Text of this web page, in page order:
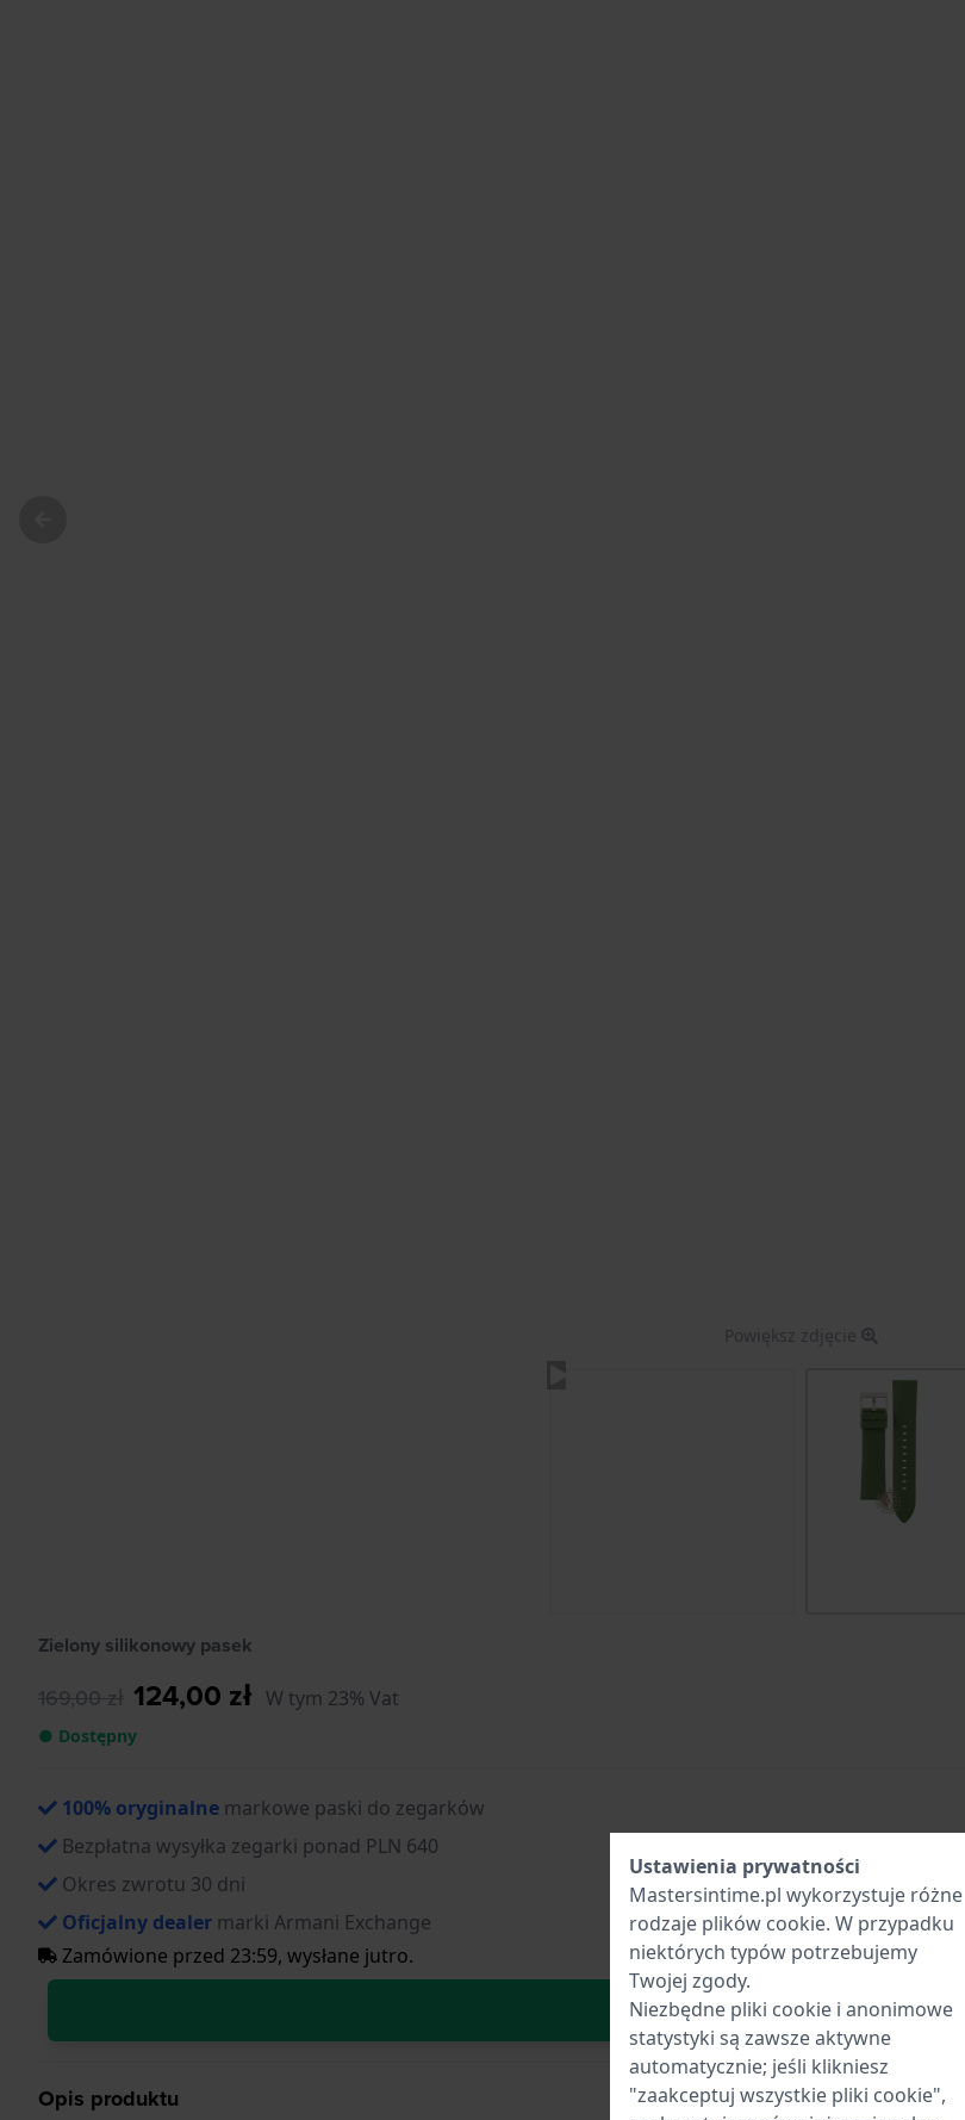
Powiększ zdjęcie
Zielony silikonowy pasek
169,00 zł 124,00 zł W tym 23% Vat
● Dostępny
100% oryginalne markowe paski do zegarków
Bezpłatna wysyłka zegarki ponad PLN 640
Okres zwrotu 30 dni
Oficjalny dealer marki Armani Exchange
Zamówione przed 23:59, wysłane jutro.
W Koszyku
Opis produktu
Ustawienia prywatności
Mastersintime.pl wykorzystuje różne
rodzaje plików cookie. W przypadku
niektórych typów potrzebujemy
Twojej zgody.
Niezbędne pliki cookie i anonimowe
statystyki są zawsze aktywne
automatycznie; jeśli klikniesz
"zaakceptuj wszystkie pliki cookie",